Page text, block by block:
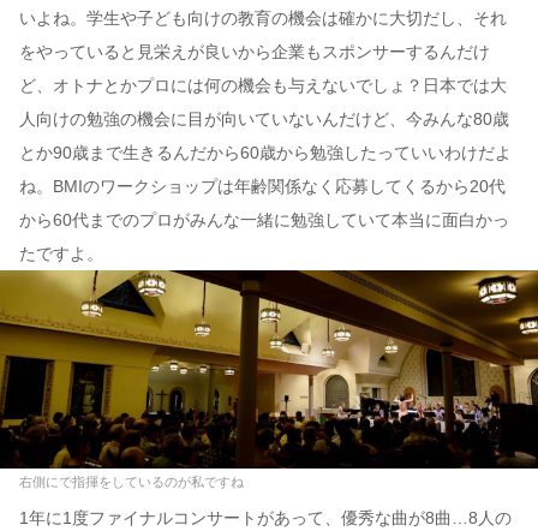
いよね。学生や子ども向けの教育の機会は確かに大切だし、それ
をやっていると見栄えが良いから企業もスポンサーするんだけ
ど、オトナとかプロには何の機会も与えないでしょ？日本では大
人向けの勉強の機会に目が向いていないんだけど、今みんな80歳
とか90歳まで生きるんだから60歳から勉強したっていいわけだよ
ね。BMIのワークショップは年齢関係なく応募してくるから20代
から60代までのプロがみんな一緒に勉強していて本当に面白かっ
たですよ。
右側にで指揮をしているのが私ですね
1年に1度ファイナルコンサートがあって、優秀な曲が8曲…8人の